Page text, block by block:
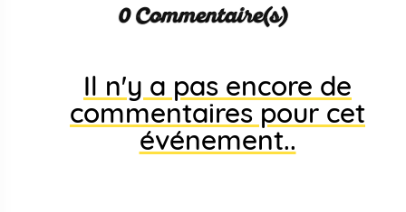
0 Commentaire(s)
Il n'y a pas encore de
commentaires pour cet
événement..